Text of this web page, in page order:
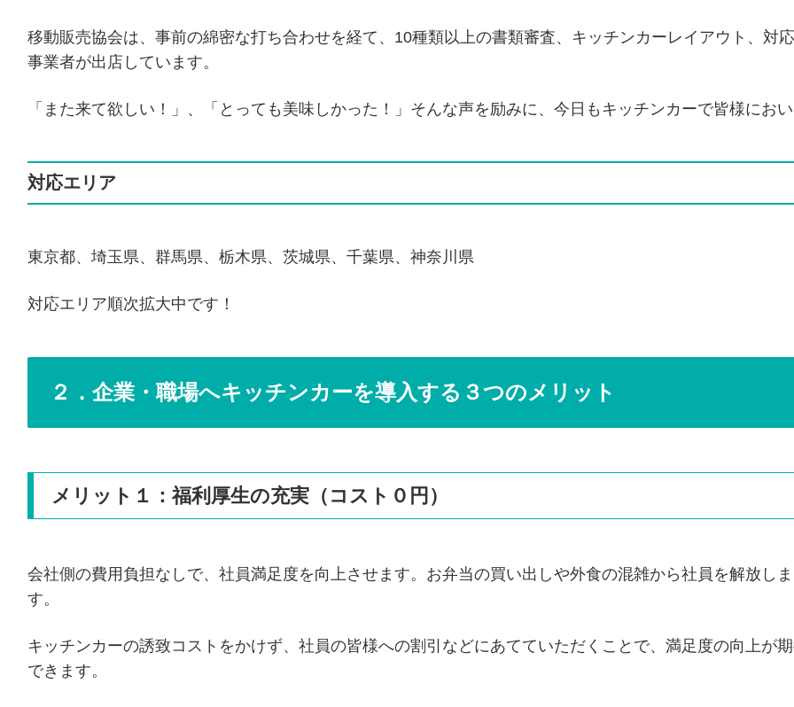
移動販売協会は、事前の綿密な打ち合わせを経て、10種類以上の書類審査、キッチンカーレイアウト、対
事業者が出店しています。
「また来て欲しい！」、「とっても美味しかった！」そんな声を励みに、今日もキッチンカーで皆様にお
対応エリア
東京都、埼玉県、群馬県、栃木県、茨城県、千葉県、神奈川県
対応エリア順次拡大中です！
２．企業・職場へキッチンカーを導入する３つのメリット
メリット１：福利厚生の充実（コスト０円）
会社側の費用負担なしで、社員満足度を向上させます。お弁当の買い出しや外食の混雑から社員を解放しま
す。
キッチンカーの誘致コストをかけず、社員の皆様への割引などにあてていただくことで、満足度の向上が
できます。